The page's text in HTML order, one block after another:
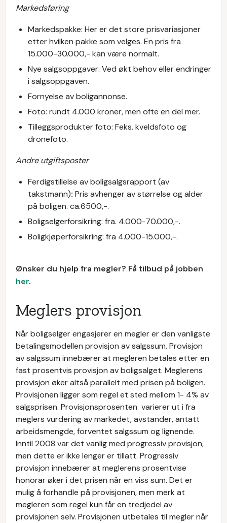
Markedsføring
Markedspakke: Her er det store prisvariasjoner
etter hvilken pakke som velges. En pris fra
15.000-30.000,- kan være normalt.
Nye salgsoppgaver: Ved økt behov eller endringer
i salgsoppgaven.
Fornyelse av boligannonse.
Foto: rundt 4.000 kroner, men ofte en del mer.
Tilleggsprodukter foto: Feks. kveldsfoto og
dronefoto.
Andre utgiftsposter
Ferdigstillelse av boligsalgsrapport (av
takstmann): Pris avhenger av størrelse og alder
på boligen. ca.6500,-.
Boligselgerforsikring: fra. 4.000-70.000,-.
Boligkjøperforsikring: fra 4.000-15.000,-.
Ønsker du hjelp fra megler? Få tilbud på jobben
her.
Meglers provisjon
Når boligselger engasjerer en megler er den vanligste
betalingsmodellen provisjon av salgssum. Provisjon
av salgssum innebærer at megleren betales etter en
fast prosentvis provisjon av boligsalget. Meglerens
provisjon øker altså parallelt med prisen på boligen.
Provisjonen ligger som regel et sted mellom 1- 4% av
salgsprisen. Provisjonsprosenten varierer ut i fra
meglers vurdering av markedet, avstander, antatt
arbeidsmengde, forventet salgssum og lignende.
Inntil 2008 var det vanlig med progressiv provisjon,
men dette er ikke lenger er tillatt. Progressiv
provisjon innebærer at meglerens prosentvise
honorar øker i det prisen når en viss sum. Det er
mulig å forhandle på provisjonen, men merk at
megleren som regel kun får en tredjedel av
provisjonen selv. Provisjonen utbetales til megler når